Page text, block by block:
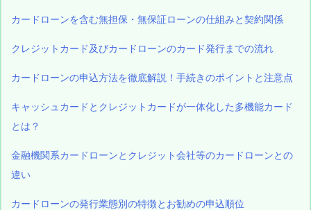
カードローンを含む無担保・無保証ローンの仕組みと契約関係
クレジットカード及びカードローンのカード発行までの流れ
カードローンの申込方法を徹底解説！手続きのポイントと注意点
キャッシュカードとクレジットカードが一体化した多機能カード
とは？
金融機関系カードローンとクレジット会社等のカードローンとの
違い
カードローンの発行業態別の特徴とお勧めの申込順位